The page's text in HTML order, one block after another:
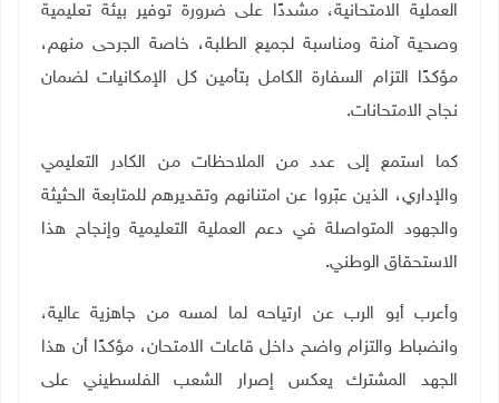
العملية الامتحانية، مشددًا على ضرورة توفير بيئة تعليمية
وصحية آمنة ومناسبة لجميع الطلبة، خاصة الجرحى منهم،
مؤكدًا التزام السفارة الكامل بتأمين كل الإمكانيات لضمان
نجاح الامتحانات.
كما استمع إلى عدد من الملاحظات من الكادر التعليمي
والإداري، الذين عبّروا عن امتنانهم وتقديرهم للمتابعة الحثيثة
والجهود المتواصلة في دعم العملية التعليمية وإنجاح هذا
الاستحقاق الوطني.
وأعرب أبو الرب عن ارتياحه لما لمسه من جاهزية عالية،
وانضباط والتزام واضح داخل قاعات الامتحان، مؤكدًا أن هذا
الجهد المشترك يعكس إصرار الشعب الفلسطيني على